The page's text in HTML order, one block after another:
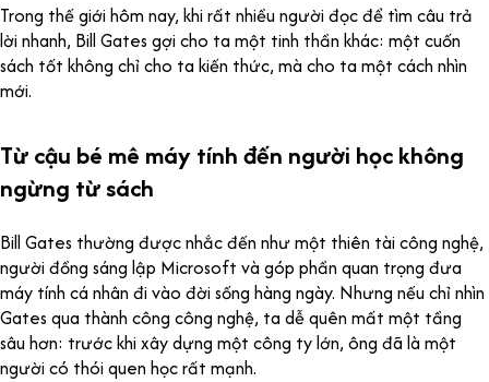
Trong thế giới hôm nay, khi rất nhiều người đọc để tìm câu trả
lời nhanh, Bill Gates gợi cho ta một tinh thần khác: một cuốn
sách tốt không chỉ cho ta kiến thức, mà cho ta một cách nhìn
mới.
Từ cậu bé mê máy tính đến người học không
ngừng từ sách
Bill Gates thường được nhắc đến như một thiên tài công nghệ,
người đồng sáng lập Microsoft và góp phần quan trọng đưa
máy tính cá nhân đi vào đời sống hàng ngày. Nhưng nếu chỉ nhìn
Gates qua thành công công nghệ, ta dễ quên mất một tầng
sâu hơn: trước khi xây dựng một công ty lớn, ông đã là một
người có thói quen học rất mạnh.